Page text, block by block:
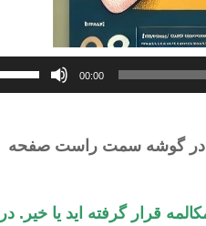
00:00
دقیقه فرصت دارید. تایمر در گوشه سمت راست صفحه
قرار گرفته اید یا خیر. در